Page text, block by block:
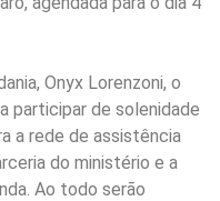
Onyx Lorenzoni, o
participar de solenidade
a rede de assistência
do ministério e a
Ao todo serão